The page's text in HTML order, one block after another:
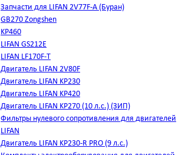
Запчасти для LIFAN 2V77F-A (Буран)
GB270 Zongshen
KP460
LIFAN GS212E
LIFAN LF170F-T
Двигатель LIFAN 2V80F
Двигатель LIFAN KP230
Двигатель LIFAN KP420
Двигатель LIFAN KP270 (10 л.с.) (ЗИП)
Фильтры нулевого сопротивления для двигателей
LIFAN
Двигатель LIFAN KP230-R PRO (9 л.с.)